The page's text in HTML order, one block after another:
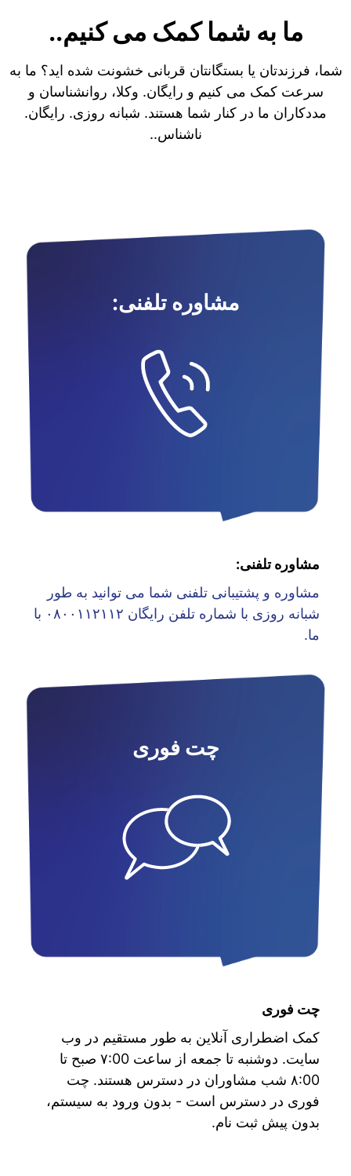
ما به شما کمک می کنیم..
شما، فرزندتان یا بستگانتان قربانی خشونت شده اید؟ ما به
سرعت کمک می کنیم و رایگان. وکلا، روانشناسان و
مددکاران ما در کنار شما هستند. شبانه روزی. رایگان.
ناشناس..
مشاوره تلفنی:
مشاوره تلفنی:
مشاوره و پشتیبانی تلفنی شما می توانید به طور
شبانه روزی با شماره تلفن رایگان ۰۸۰۰۱۱۲۱۱۲ با
ما.
چت فوری
چت فوری
کمک اضطراری آنلاین به طور مستقیم در وب
سایت. دوشنبه تا جمعه از ساعت ۷:00 صبح تا
۸:00 شب مشاوران در دسترس هستند. چت
فوری در دسترس است - بدون ورود به سیستم،
بدون پیش ثبت نام.